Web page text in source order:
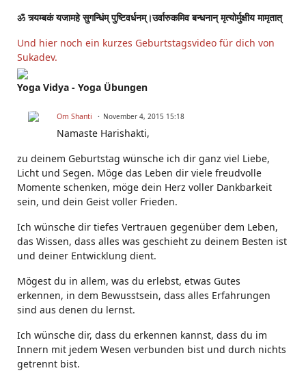
ॐ त्र्यम्बकं यजामहे सुगन्धिंम् पुष्टिवर्धनम्।उर्वारुकमिव बन्धनान् मृत्योर्मुक्षीय मामृतात्
Und hier noch ein kurzes Geburtstagsvideo für dich von
Sukadev.
Yoga Vidya - Yoga Übungen
Om Shanti November 4, 2015 15:18
Namaste Harishakti,
zu deinem Geburtstag wünsche ich dir ganz viel Liebe,
Licht und Segen. Möge das Leben dir viele freudvolle
Momente schenken, möge dein Herz voller Dankbarkeit
sein, und dein Geist voller Frieden.
Ich wünsche dir tiefes Vertrauen gegenüber dem Leben,
das Wissen, dass alles was geschieht zu deinem Besten ist
und deiner Entwicklung dient.
Mögest du in allem, was du erlebst, etwas Gutes
erkennen, in dem Bewusstsein, dass alles Erfahrungen
sind aus denen du lernst.
Ich wünsche dir, dass du erkennen kannst, dass du im
Innern mit jedem Wesen verbunden bist und durch nichts
getrennt bist.